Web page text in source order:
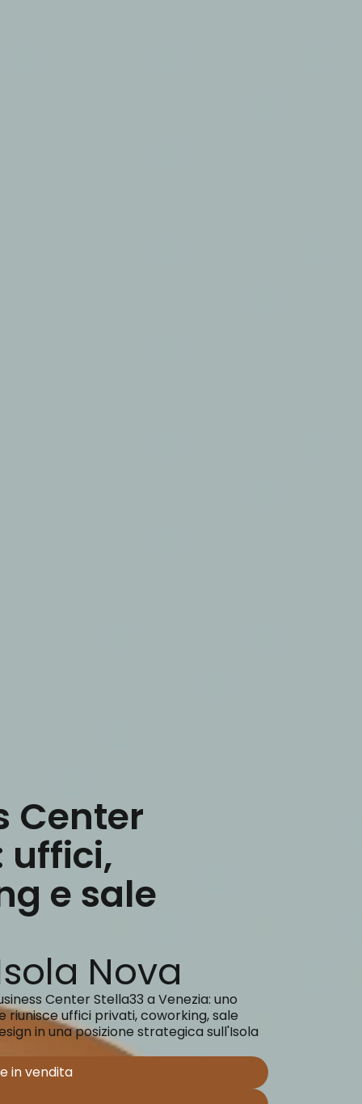
Center
uffici,
e sale
Nova
Center Stella33 a Venezia: uno
riunisce uffici privati, coworking, sale
in una posizione strategica sull'Isola
in vendita